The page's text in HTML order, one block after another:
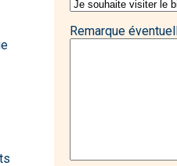
Remarque